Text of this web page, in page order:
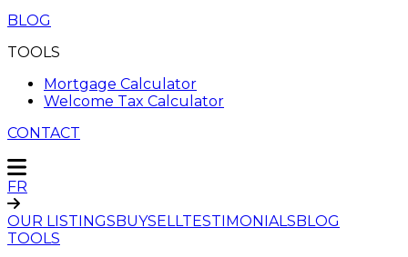
BLOG
TOOLS
Mortgage Calculator
Welcome Tax Calculator
CONTACT
FR
OUR LISTINGSBUYSELLTESTIMONIALSBLOG
TOOLS